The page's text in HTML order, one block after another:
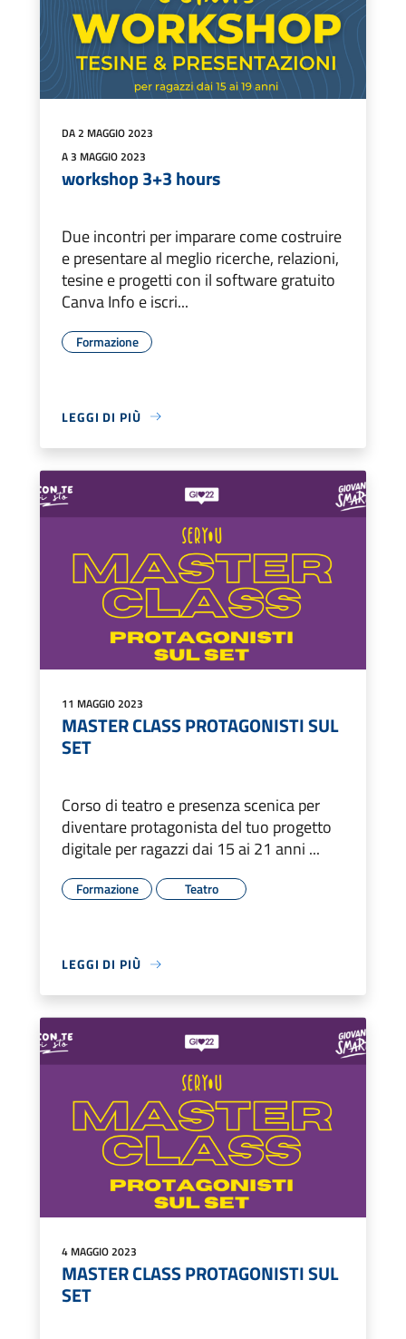
DA 2 MAGGIO 2023
A 3 MAGGIO 2023
workshop 3+3 hours
Due incontri per imparare come costruire
e presentare al meglio ricerche, relazioni,
tesine e progetti con il software gratuito
Canva Info e iscri...
Formazione
LEGGI DI PIÙ
11 MAGGIO 2023
MASTER CLASS PROTAGONISTI SUL
SET
Corso di teatro e presenza scenica per
diventare protagonista del tuo progetto
digitale per ragazzi dai 15 ai 21 anni ...
Formazione Teatro
LEGGI DI PIÙ
4 MAGGIO 2023
MASTER CLASS PROTAGONISTI SUL
SET